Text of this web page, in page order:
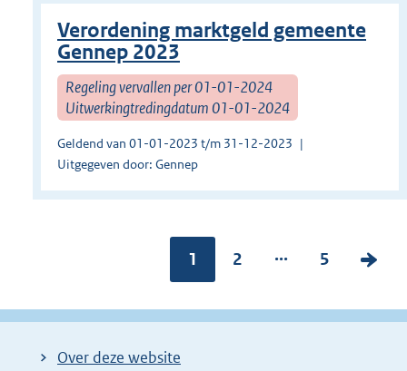
Verordening marktgeld gemeente
Gennep 2023
Regeling vervallen per 01-01-2024
Uitwerkingtredingdatum 01-01-2024
Geldend van 01-01-2023 t/m 31-12-2023
Uitgegeven door: Gennep
Pagina:
1
P
g
2 ...
P
g
5
V
l
Over deze website